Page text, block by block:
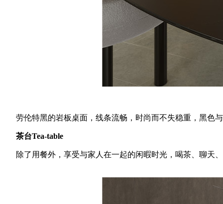
劳伦特黑的岩板桌面，线条流畅，时尚而不失稳重，黑色
茶台Tea-table
除了用餐外，享受与家人在一起的闲暇时光，喝茶、聊天